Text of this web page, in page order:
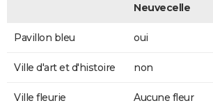
Neuvecelle
Pavillon bleu oui
Ville d'art et d'histoire non
Ville fleurie Aucune fleur